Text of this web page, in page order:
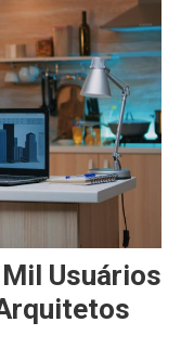
Usuários